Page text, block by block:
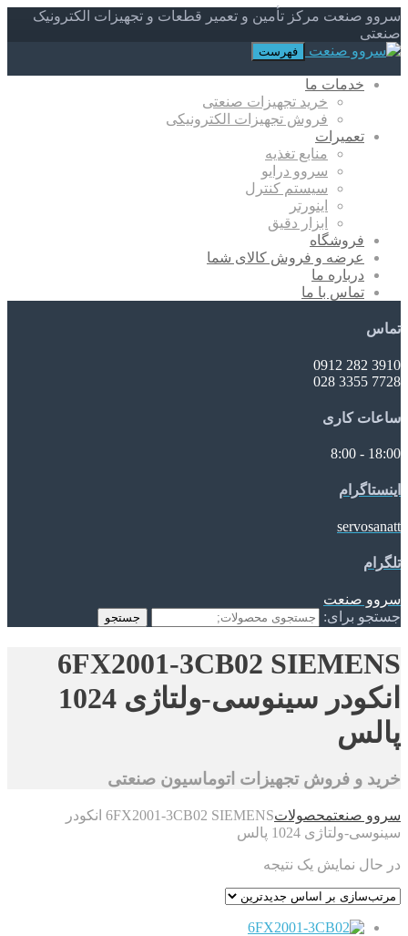
سروو صنعت مرکز تأمین و تعمیر قطعات و تجهیزات الکترونیک
صنعتی
فهرست
خدمات ما
خرید تجهیزات صنعتی
فروش تجهیزات الکترونیکی
تعمیرات
منابع تغذیه
سروو درایو
سیستم کنترل
اینورتر
ابزار دقیق
فروشگاه
عرضه و فروش کالای شما
درباره ما
تماس با ما
تماس
3910 282 0912
7728 3355 028
ساعات کاری
18:00 - 8:00
اینستاگرام
servosanatt
تلگرام
سروو صنعت
جستجو برای:
جستجو
6FX2001-3CB02 SIEMENS
انکودر سینوسی-ولتاژی 1024
پالس
خرید و فروش تجهیزات اتوماسیون صنعتی
سروو صنعتمحصولات
6FX2001-3CB02 SIEMENS انکودر
سینوسی-ولتاژی 1024 پالس
در حال نمایش یک نتیجه